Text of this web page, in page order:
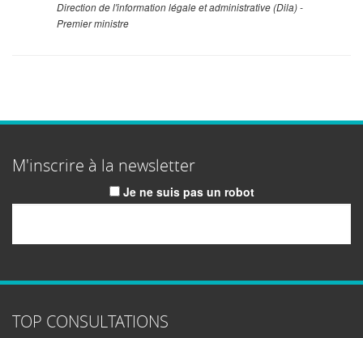
Direction de l'information légale et administrative (Dila) -
Premier ministre
M'inscrire à la newsletter
Je ne suis pas un robot
TOP CONSULTATIONS